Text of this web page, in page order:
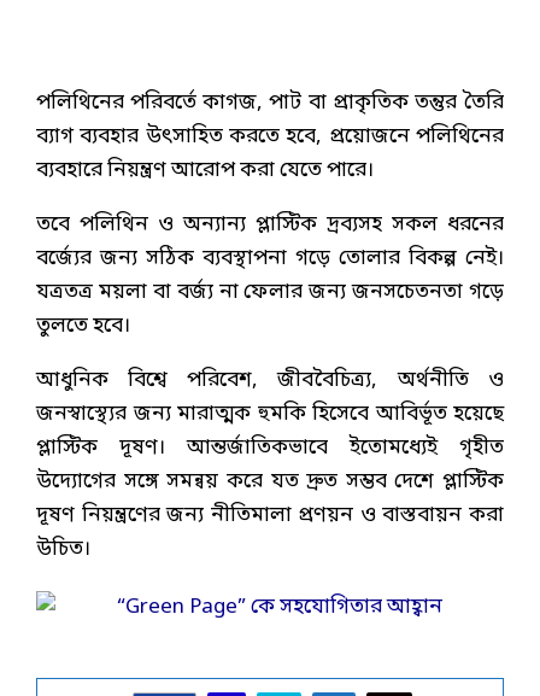
পলিথিনের পরিবর্তে কাগজ, পাট বা প্রাকৃতিক তন্তুর তৈরি
ব্যাগ ব্যবহার উৎসাহিত করতে হবে, প্রয়োজনে পলিথিনের
ব্যবহারে নিয়ন্ত্রণ আরোপ করা যেতে পারে।
তবে পলিথিন ও অন্যান্য প্লাস্টিক দ্রব্যসহ সকল ধরনের
বর্জ্যের জন্য সঠিক ব্যবস্থাপনা গড়ে তোলার বিকল্প নেই।
যত্রতত্র ময়লা বা বর্জ্য না ফেলার জন্য জনসচেতনতা গড়ে
তুলতে হবে।
আধুনিক বিশ্বে পরিবেশ, জীববৈচিত্র্য, অর্থনীতি ও
জনস্বাস্থ্যের জন্য মারাত্মক হুমকি হিসেবে আবির্ভূত হয়েছে
প্লাস্টিক দূষণ। আন্তর্জাতিকভাবে ইতোমধ্যেই গৃহীত
উদ্যোগের সঙ্গে সমন্বয় করে যত দ্রুত সম্ভব দেশে প্লাস্টিক
দূষণ নিয়ন্ত্রণের জন্য নীতিমালা প্রণয়ন ও বাস্তবায়ন করা
উচিত।